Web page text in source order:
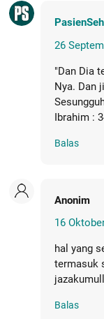
26
"Dan Dia
Nya. Dan
Ibrahim :
Balas
Anonim
16
hal yang
termasuk
Balas